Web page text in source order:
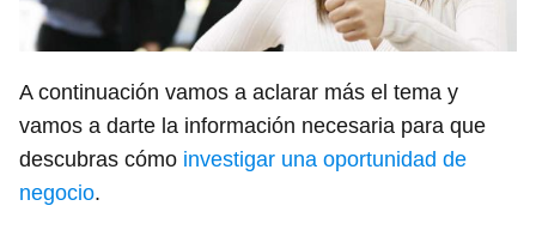
A continuación vamos a aclarar más el tema y
vamos a darte la información necesaria para que
descubras cómo investigar una oportunidad de
negocio.